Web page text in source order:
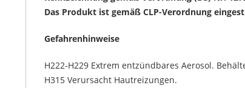
Das Produkt ist gemäß CLP-Verordnung
Gefahrenhinweise
H222-H229 Extrem entzündbares Aerosol.
H315 Verursacht Hautreizungen.